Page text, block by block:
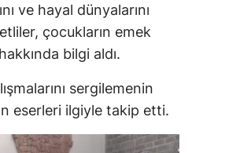
ve hayal dünyalarını
çocukların emek
bilgi aldı.
sergilemenin
eserleri ilgiyle takip etti.